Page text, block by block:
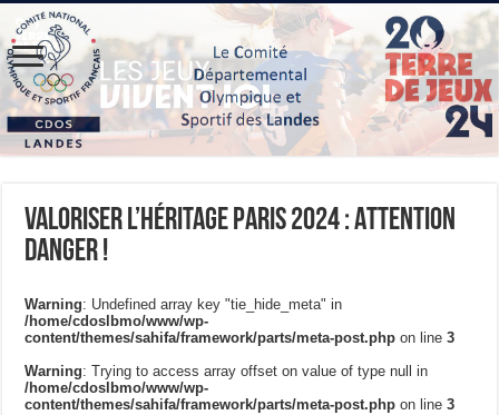
Valoriser l’héritage Paris 2024 : Attention
danger !
Warning: Undefined array key "tie_hide_meta" in
/home/cdoslbmo/www/wp-
content/themes/sahifa/framework/parts/meta-post.php on line3
Warning: Trying to access array offset on value of type null in
/home/cdoslbmo/www/wp-
content/themes/sahifa/framework/parts/meta-post.php on line3